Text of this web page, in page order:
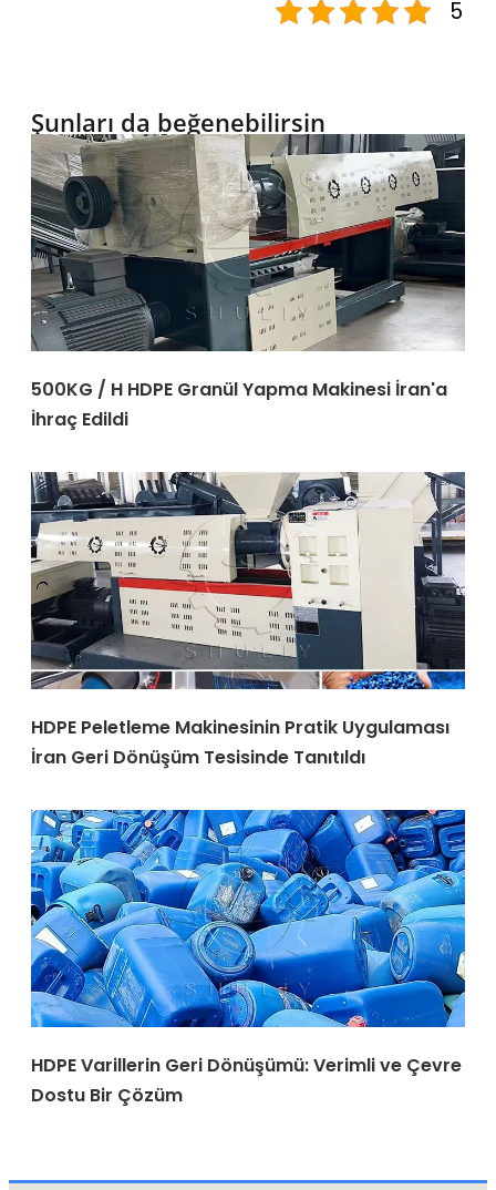
5
Şunları da beğenebilirsin
500KG / H HDPE Granül Yapma Makinesi İran'a
İhraç Edildi
HDPE Peletleme Makinesinin Pratik Uygulaması
İran Geri Dönüşüm Tesisinde Tanıtıldı
HDPE Varillerin Geri Dönüşümü: Verimli ve Çevre
Dostu Bir Çözüm